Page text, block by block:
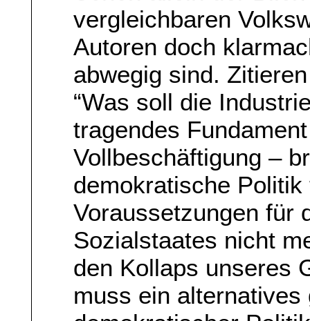
vergleichbaren
Autoren doch
abwegig sind.
“Was soll die
tragendes
Vollbeschäftigung –
demokratische
Voraussetzungen für
Sozialstaates nicht
den Kollaps unseres
muss ein